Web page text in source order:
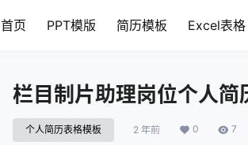
首页 PPT模版 简历模板 Excel表格
栏目制片助理岗位个人简
个人简历表格模板 2 年前 0 7